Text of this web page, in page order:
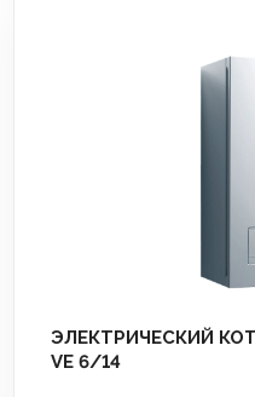
ЭЛЕКТРИЧЕСКИЙ
VE 6/14